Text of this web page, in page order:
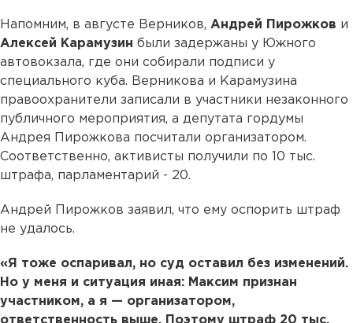
Напомним, в августе Верников, Андрей Пирожков и
Алексей Карамузин были задержаны у Южного
автовокзала, где они собирали подписи у
специального куба. Верникова и Карамузина
правоохранители записали в участники незаконного
публичного мероприятия, а депутата гордумы
Андрея Пирожкова посчитали организатором.
Соответственно, активисты получили по 10 тыс.
штрафа, парламентарий - 20.
Андрей Пирожков заявил, что ему оспорить штраф
не удалось.
«Я тоже оспаривал, но суд оставил без изменений.
Но у меня и ситуация иная: Максим признан
участником, а я — организатором,
ответственность выше. Поэтому штраф 20 тыс.